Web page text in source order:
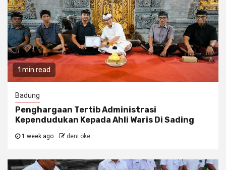
1 min read
Badung
Penghargaan Tertib Administrasi
Kependudukan Kepada Ahli Waris Di Sading
1 week ago deni oke